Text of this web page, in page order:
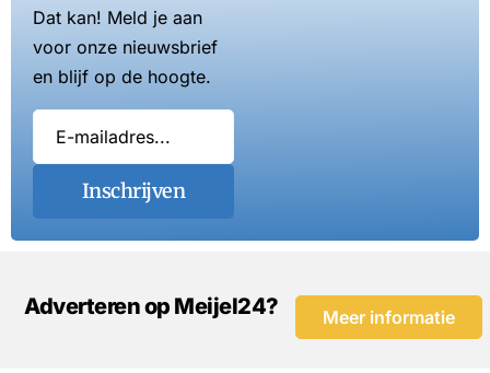
Dat kan! Meld je aan
voor onze nieuwsbrief
en blijf op de hoogte.
Inschrijven
Adverteren op Meijel24? Meer informatie